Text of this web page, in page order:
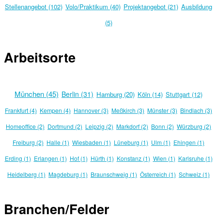
Stellenangebot (102) Volo/Praktikum (40) Projektangebot (21) Ausbildung
(5)
Arbeitsorte
München (45) Berlin (31) Hamburg (20) Köln (14) Stuttgart (12)
Frankfurt (4) Kempen (4) Hannover (3) Meßkirch (3) Münster (3) Bindlach (3)
Homeoffice (2) Dortmund (2) Leipzig (2) Markdorf (2) Bonn (2) Würzburg (2)
Freiburg (2) Halle (1) Wiesbaden (1) Lüneburg (1) Ulm (1) Ehingen (1)
Erding (1) Erlangen (1) Hof (1) Hürth (1) Konstanz (1) Wien (1) Karlsruhe (1)
Heidelberg (1) Magdeburg (1) Braunschweig (1) Österreich (1) Schweiz (1)
Branchen/Felder